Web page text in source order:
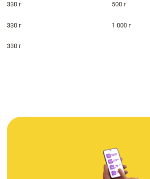
330 г 500 г
330 г 1 000 г
330 г